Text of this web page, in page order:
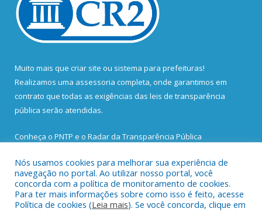
Muito mais que criar site ou sistema para prefeituras!
Realizamos uma assessoria completa, onde garantimos em
contrato que todas as exigências das leis de transparência
pública serão atendidas.
Conheça o PNTP e o Radar da Transparência Pública
Todos os direitos reservados a Prefeitura Municipal de Santa
Bárbara do Pará.
Nós usamos cookies para melhorar sua experiência de
navegação no portal. Ao utilizar nosso portal, você
concorda com a política de monitoramento de cookies.
Para ter mais informações sobre como isso é feito, acesse
Política de cookies (Leia mais). Se você concorda, clique em